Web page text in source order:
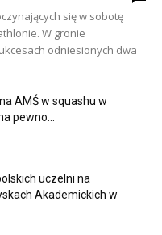
się w sobotę
W gronie
odniesionych dwa
AMŚ w squashu w
pewno...
uczelni na
Akademickich w